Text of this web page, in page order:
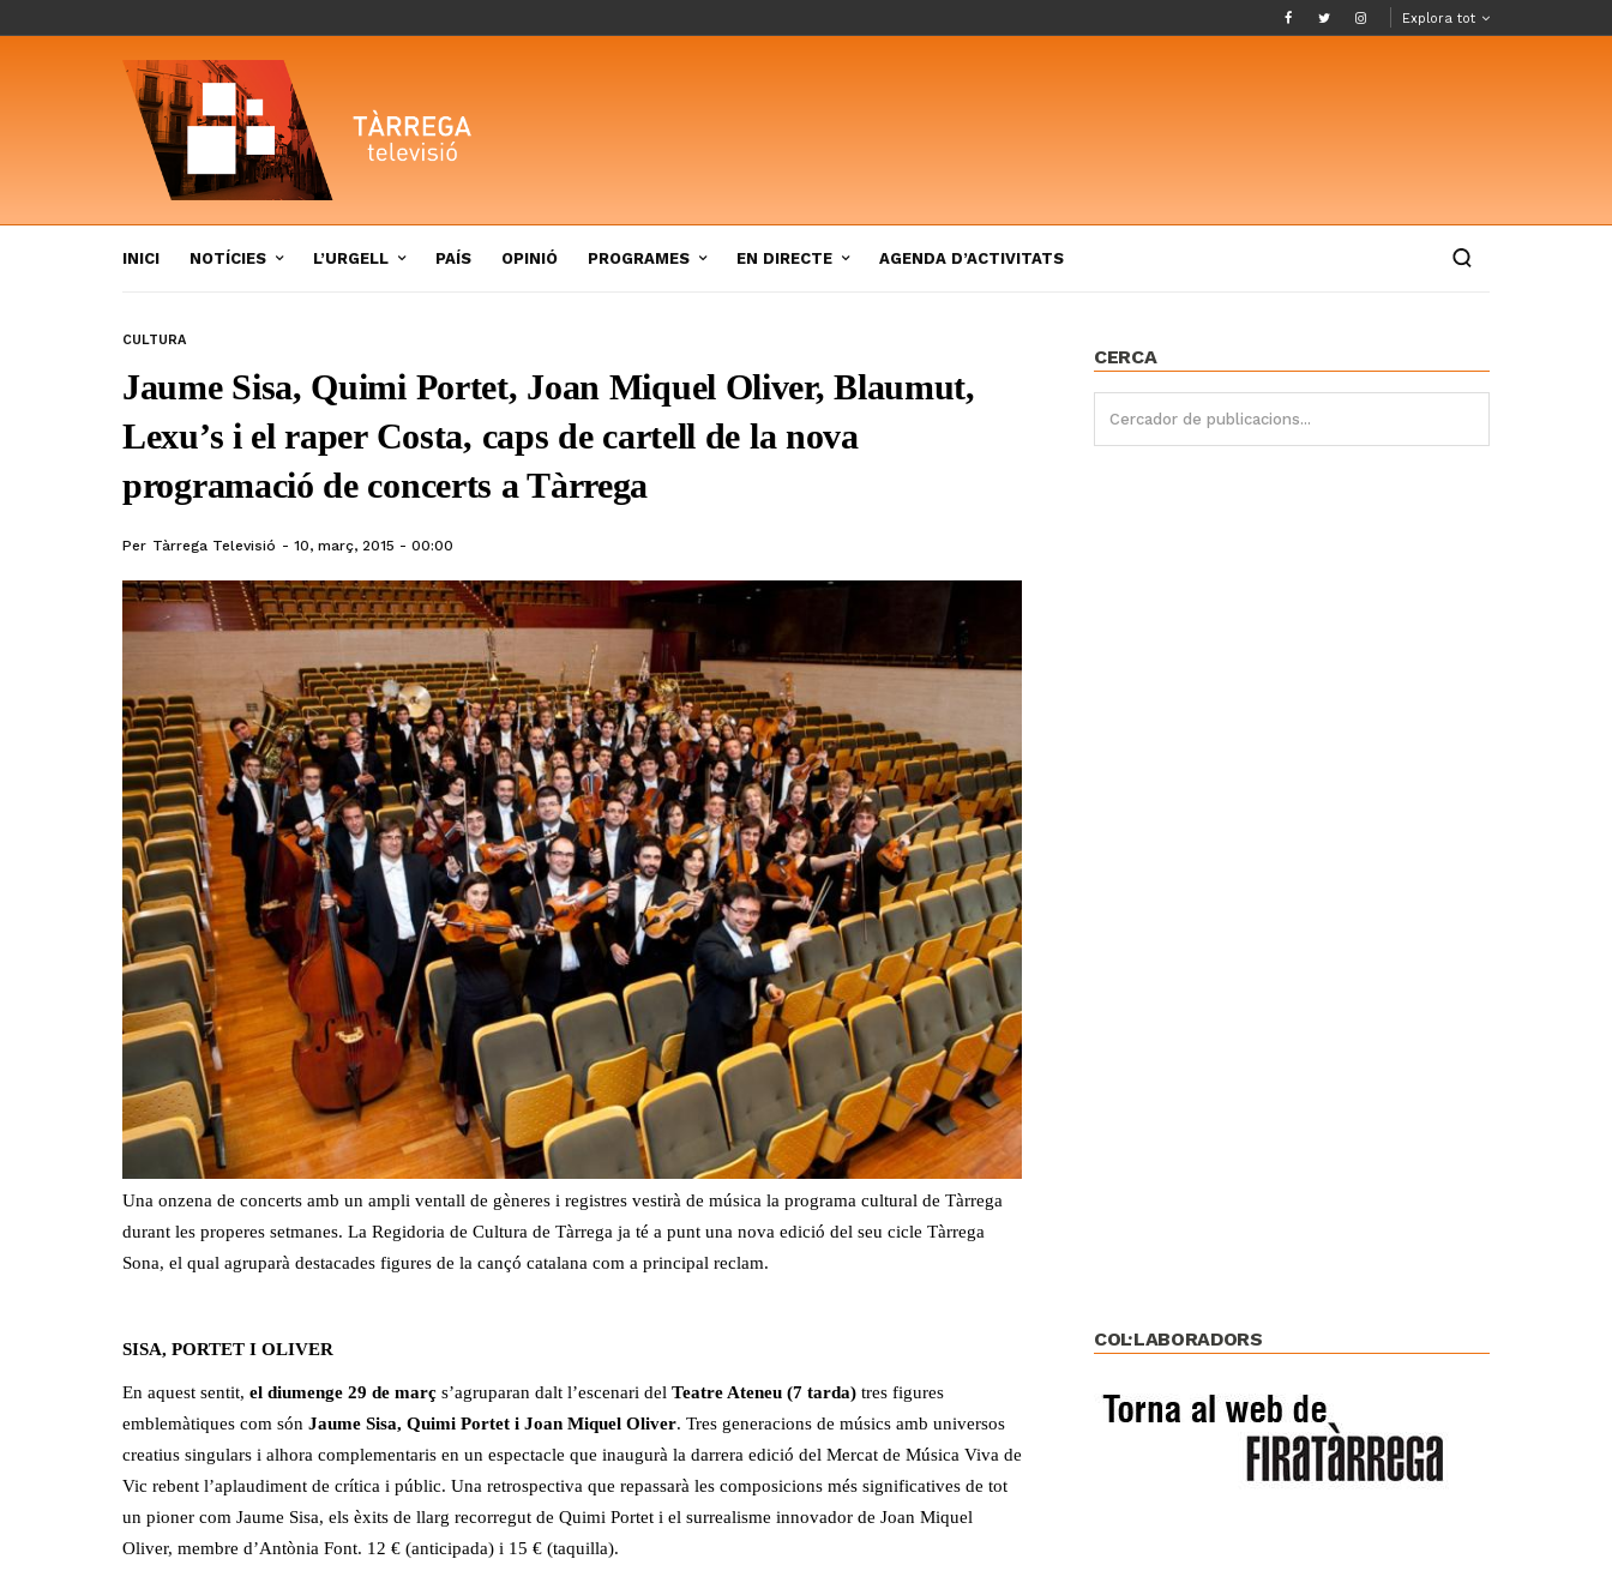
Explora tot
INICI NOTÍCIES L’URGELL PAÍS OPINIÓ PROGRAMES EN DIRECTE AGENDA D’ACTIVITATS
CULTURA
Jaume Sisa, Quimi Portet, Joan Miquel Oliver, Blaumut,
Lexu’s i el raper Costa, caps de cartell de la nova
programació de concerts a Tàrrega
Per Tàrrega Televisió 10, març, 2015 - 00:00
Una onzena de concerts amb un ampli ventall de gèneres i registres vestirà de música la programa cultural de Tàrrega
durant les properes setmanes. La Regidoria de Cultura de Tàrrega ja té a punt una nova edició del seu cicle Tàrrega
Sona, el qual agruparà destacades figures de la cançó catalana com a principal reclam.
SISA, PORTET I OLIVER
En aquest sentit, el diumenge 29 de març s’agruparan dalt l’escenari del Teatre Ateneu (7 tarda) tres figures
emblemàtiques com són Jaume Sisa, Quimi Portet i Joan Miquel Oliver. Tres generacions de músics amb universos
creatius singulars i alhora complementaris en un espectacle que inaugurà la darrera edició del Mercat de Música Viva de
Vic rebent l’aplaudiment de crítica i públic. Una retrospectiva que repassarà les composicions més significatives de tot
un pioner com Jaume Sisa, els èxits de llarg recorregut de Quimi Portet i el surrealisme innovador de Joan Miquel
Oliver, membre d’Antònia Font. 12 € (anticipada) i 15 € (taquilla).
CERCA
COL·LABORADORS